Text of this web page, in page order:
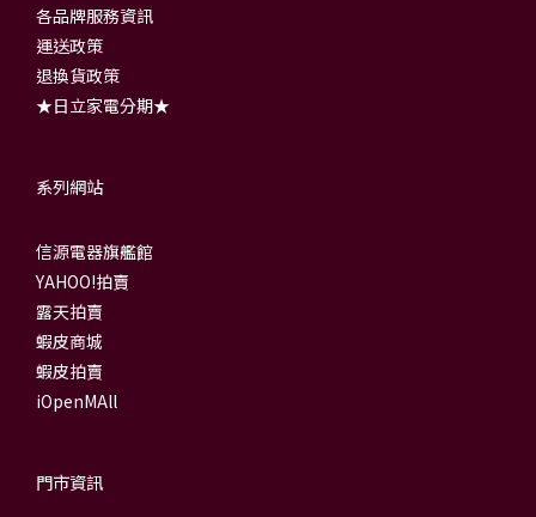
各品牌服務資訊
運送政策
退換貨政策
★日立家電分期★
系列網站
信源電器旗艦館
YAHOO!拍賣
露天拍賣
蝦皮商城
蝦皮拍賣
iOpenMAll
門市資訊